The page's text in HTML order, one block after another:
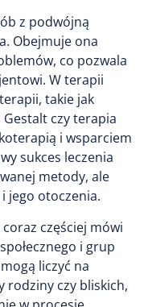
z podwójną
Obejmuje ona
co pozwala
W terapii
takie jak
czy terapia
i wsparciem
sukces leczenia
metody, ale
jego otoczenia.
częściej mówi
i grup
liczyć na
rodziny czy bliskich,